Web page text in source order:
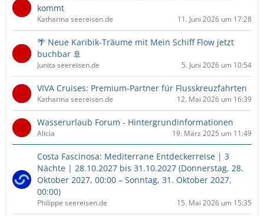
kommt
Katharina seereisen.de 11. Juni 2026 um 17:28
🌴 Neue Karibik-Träume mit Mein Schiff Flow jetzt
buchbar 🚢
Junita seereisen.de 5. Juni 2026 um 10:54
VIVA Cruises: Premium-Partner für Flusskreuzfahrten
Katharina seereisen.de 12. Mai 2026 um 16:39
Wasserurlaub Forum - Hintergrundinformationen
Alicia 19. März 2025 um 11:49
Costa Fascinosa: Mediterrane Entdeckerreise | 3
Nächte | 28.10.2027 bis 31.10.2027 (Donnerstag, 28.
Oktober 2027, 00:00 – Sonntag, 31. Oktober 2027,
00:00)
Philippe seereisen.de 15. Mai 2026 um 15:35